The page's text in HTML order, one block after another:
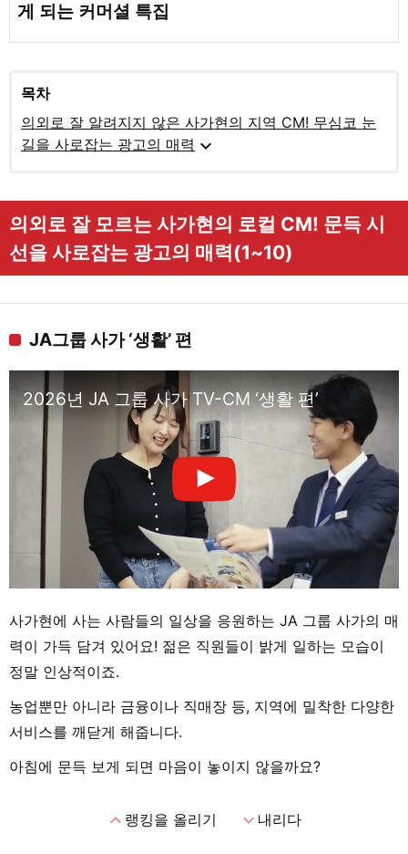
게 되는 커머셜 특집
목차
의외로 잘 알려지지 않은 사가현의 지역 CM! 무심코 눈
길을 사로잡는 광고의 매력 expand_more
의외로 잘 모르는 사가현의 로컬 CM! 문득 시
선을 사로잡는 광고의 매력(1~10)
JA그룹 사가 ‘생활’ 편
2026년 JA 그룹 사가 TV-CM ‘생활 편’
사가현에 사는 사람들의 일상을 응원하는 JA 그룹 사가의 매
력이 가득 담겨 있어요! 젊은 직원들이 밝게 일하는 모습이
정말 인상적이죠.
농업뿐만 아니라 금융이나 직매장 등, 지역에 밀착한 다양한
서비스를 깨닫게 해줍니다.
아침에 문득 보게 되면 마음이 놓이지 않을까요?
expand_less랭킹을 올리기 expand_more내리다